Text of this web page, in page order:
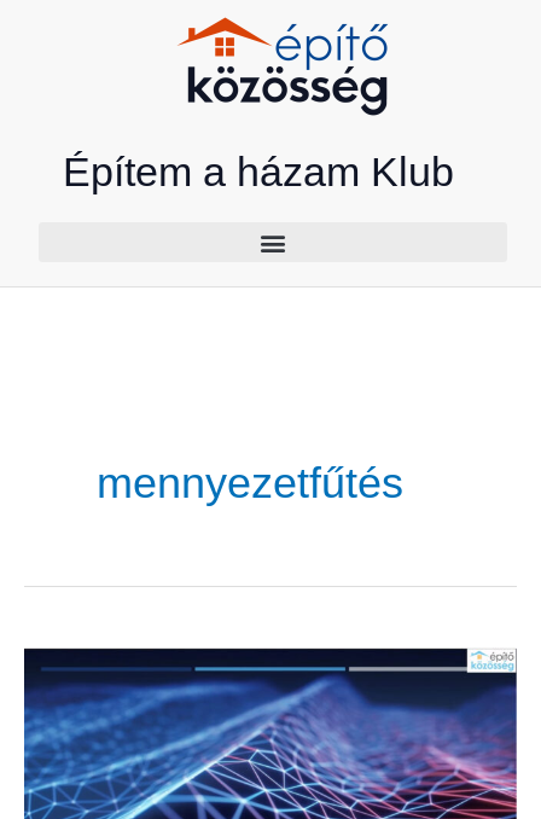
Építem a házam Klub
mennyezetfűtés
Hőleadók,
felületfűtések